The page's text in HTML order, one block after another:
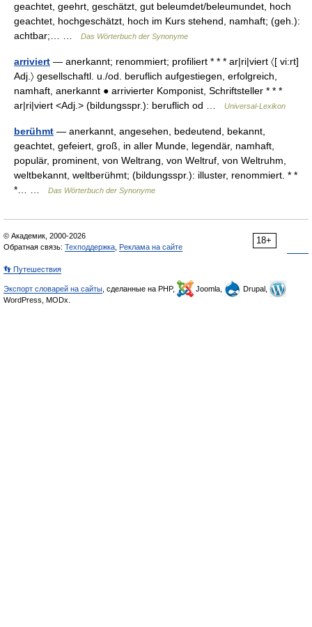
geachtet, geehrt, geschätzt, gut beleumdet/beleumundet, hoch
geachtet, hochgeschätzt, hoch im Kurs stehend, namhaft; (geh.):
achtbar;… …
Das Wörterbuch der Synonyme
arriviert — anerkannt; renommiert; profiliert * * * ar|ri|viert 〈[ vi:rt]
Adj.〉 gesellschaftl. u./od. beruflich aufgestiegen, erfolgreich,
namhaft, anerkannt ● arrivierter Komponist, Schriftsteller * * *
ar|ri|viert <Adj.> (bildungsspr.): beruflich od …
Universal-Lexikon
berühmt — anerkannt, angesehen, bedeutend, bekannt,
geachtet, gefeiert, groß, in aller Munde, legendär, namhaft,
populär, prominent, von Weltrang, von Weltruf, von Weltruhm,
weltbekannt, weltberühmt; (bildungsspr.): illuster, renommiert. * *
*… …
Das Wörterbuch der Synonyme
18+
© Академик, 2000-2026
Обратная связь: Техподдержка Реклама на сайте
👣 Путешествия
Экспорт словарей на сайты , сделанные на PHP, Joomla,
Drupal,
WordPress, MODx.